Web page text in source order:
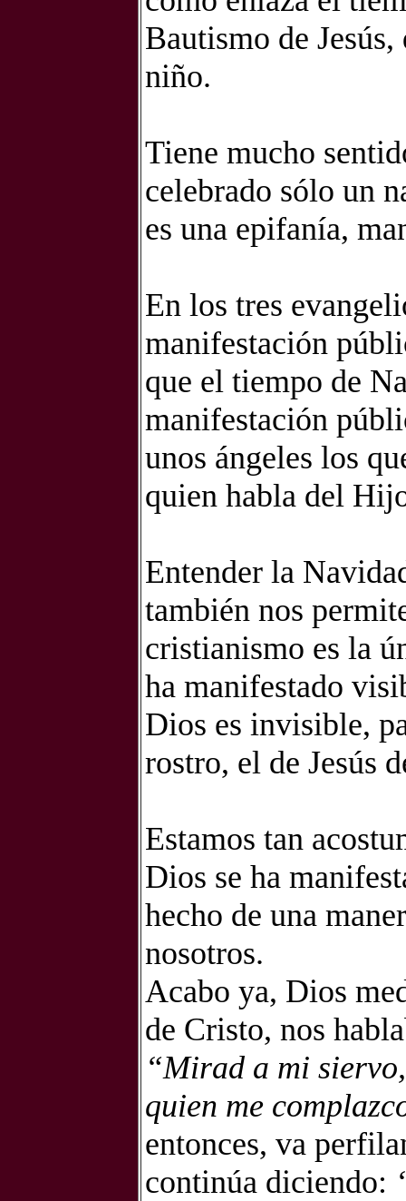
Bautismo de
niño.
Tiene mucho
celebrado sólo un
es una epifanía,
En los tres
manifestación
que el tiempo de
manifestación
unos ángeles los
quien habla del
Entender la
también nos
cristianismo es la
ha manifestado
Dios es invisible,
rostro, el de Jesús
Estamos tan
Dios se ha
hecho de una
nosotros.
Acabo ya, Dios
de Cristo, nos
“Mirad a mi
quien me
entonces, va
continúa diciendo: